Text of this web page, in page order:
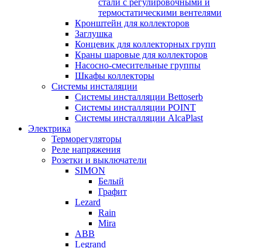
стали с регулировочными и
термостатическими вентелями
Кронштейн для коллекторов
Заглушка
Концевик для коллекторных групп
Краны шаровые для коллекторов
Насосно-смесительные группы
Шкафы коллекторы
Системы инсталяции
Системы инсталляции Bettoserb
Системы инсталляции POINT
Системы инсталляции AlcaPlast
Электрика
Терморегуляторы
Реле напряжения
Розетки и выключатели
SIMON
Белый
Графит
Lezard
Rain
Mira
ABB
Legrand